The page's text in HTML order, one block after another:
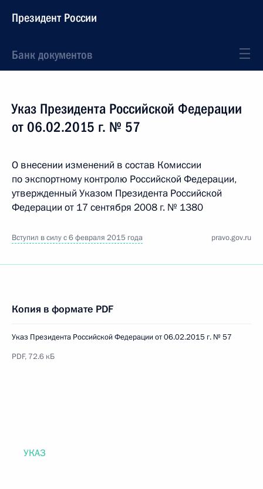
Президент России
Банк документов
Указ Президента Российской Федерации
от 06.02.2015 г. № 57
О внесении изменений в состав Комиссии
по экспортному контролю Российской Федерации,
утвержденный Указом Президента Российской
Федерации от 17 сентября 2008 г. № 1380
Вступил в силу с 6 февраля 2015 года pravo.gov.ru
Копия в формате PDF
Указ Президента Российской Федерации от 06.02.2015 г. № 57
PDF, 72.6 кБ
УКАЗ